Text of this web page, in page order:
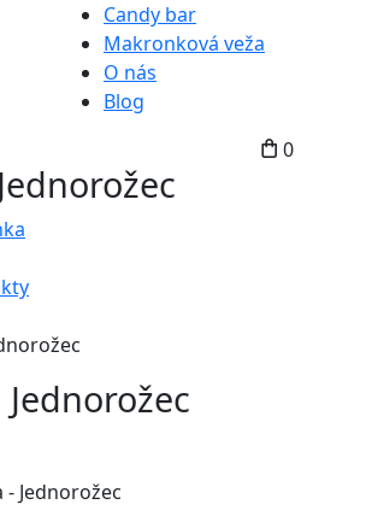
Candy bar
Makronková veža
O nás
Blog
0
Jednorožec